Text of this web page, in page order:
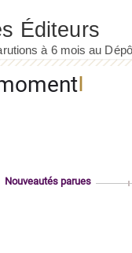
Nouveautés parues